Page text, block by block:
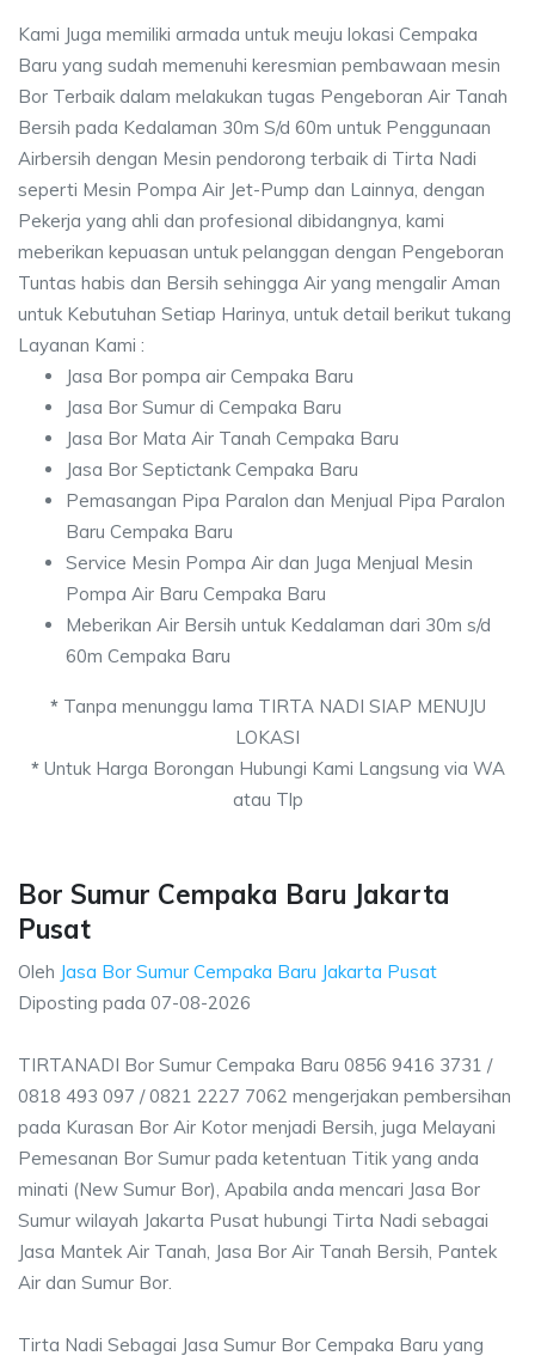
Kami Juga memiliki armada untuk meuju lokasi Cempaka
Baru yang sudah memenuhi keresmian pembawaan mesin
Bor Terbaik dalam melakukan tugas Pengeboran Air Tanah
Bersih pada Kedalaman 30m S/d 60m untuk Penggunaan
Airbersih dengan Mesin pendorong terbaik di Tirta Nadi
seperti Mesin Pompa Air Jet-Pump dan Lainnya, dengan
Pekerja yang ahli dan profesional dibidangnya, kami
meberikan kepuasan untuk pelanggan dengan Pengeboran
Tuntas habis dan Bersih sehingga Air yang mengalir Aman
untuk Kebutuhan Setiap Harinya, untuk detail berikut tukang
Layanan Kami :
Jasa Bor pompa air Cempaka Baru
Jasa Bor Sumur di Cempaka Baru
Jasa Bor Mata Air Tanah Cempaka Baru
Jasa Bor Septictank Cempaka Baru
Pemasangan Pipa Paralon dan Menjual Pipa Paralon
Baru Cempaka Baru
Service Mesin Pompa Air dan Juga Menjual Mesin
Pompa Air Baru Cempaka Baru
Meberikan Air Bersih untuk Kedalaman dari 30m s/d
60m Cempaka Baru
*Tanpa menunggu lama TIRTA NADI SIAP MENUJU
LOKASI
*Untuk Harga Borongan Hubungi Kami Langsung via WA
atau Tlp
Bor Sumur Cempaka Baru Jakarta
Pusat
Oleh Jasa Bor Sumur Cempaka Baru Jakarta Pusat
Diposting pada 07-08-2026
TIRTANADI Bor Sumur Cempaka Baru 0856 9416 3731 /
0818 493 097 / 0821 2227 7062 mengerjakan pembersihan
pada Kurasan Bor Air Kotor menjadi Bersih, juga Melayani
Pemesanan Bor Sumur pada ketentuan Titik yang anda
minati (New Sumur Bor), Apabila anda mencari Jasa Bor
Sumur wilayah Jakarta Pusat hubungi Tirta Nadi sebagai
Jasa Mantek Air Tanah, Jasa Bor Air Tanah Bersih, Pantek
Air dan Sumur Bor.
Tirta Nadi Sebagai Jasa Sumur Bor Cempaka Baru yang